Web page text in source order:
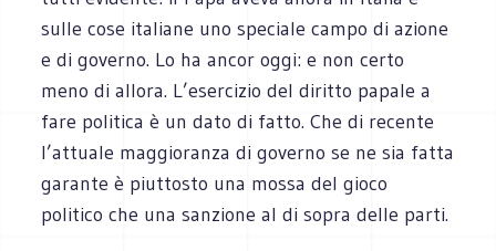
sulle cose italiane uno speciale campo di azione
e di governo. Lo ha ancor oggi: e non certo
meno di allora. L’esercizio del diritto papale a
fare politica è un dato di fatto. Che di recente
l’attuale maggioranza di governo se ne sia fatta
garante è piuttosto una mossa del gioco
politico che una sanzione al di sopra delle parti.